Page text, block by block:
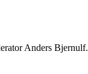
Anders Bjernulf.